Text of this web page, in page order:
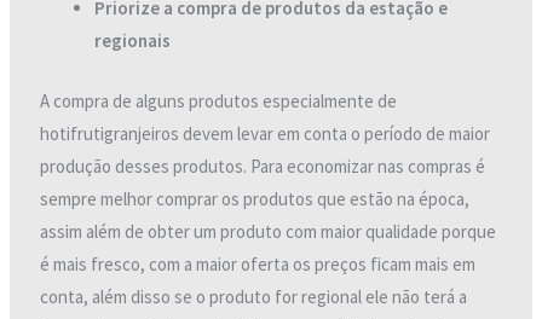
Priorize a compra de produtos da estação e
regionais
A compra de alguns produtos especialmente de
hotifrutigranjeiros devem levar em conta o período de maior
produção desses produtos. Para economizar nas compras é
sempre melhor comprar os produtos que estão na época,
assim além de obter um produto com maior qualidade porque
é mais fresco, com a maior oferta os preços ficam mais em
conta, além disso se o produto for regional ele não terá a